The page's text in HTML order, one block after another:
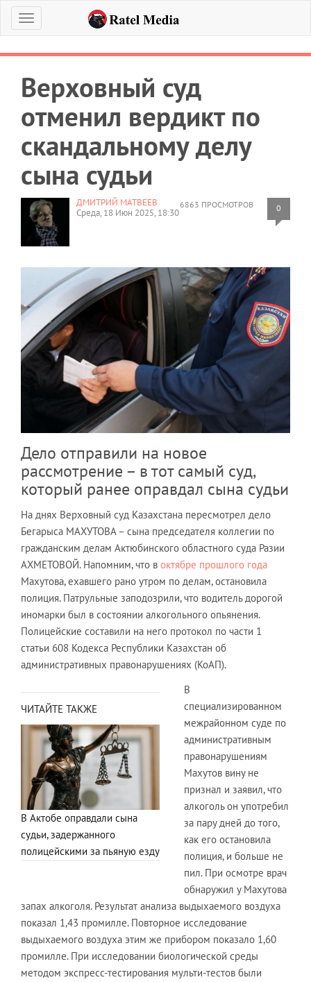
Меню
Верховный суд
отменил вердикт по
скандальному делу
сына судьи
6863 ПРОСМОТРОВ 0
ДМИТРИЙ МАТВЕЕВ
Среда, 18 Июн 2025, 18:30
Дело отправили на новое
рассмотрение – в тот самый суд,
который ранее оправдал сына судьи
На днях Верховный суд Казахстана пересмотрел дело
Бегарыса МАХУТОВА – сына председателя коллегии по
гражданским делам Актюбинского областного суда Разии
АХМЕТОВОЙ. Напомним, что в октябре прошлого года
Махутова, ехавшего рано утром по делам, остановила
полиция. Патрульные заподозрили, что водитель дорогой
иномарки был в состоянии алкогольного опьянения.
Полицейские составили на него протокол по части 1
статьи 608 Кодекса Республики Казахстан об
административных правонарушениях (КоАП).
ЧИТАЙТЕ ТАКЖЕ
В Актобе оправдали сына
судьи, задержанного
полицейскими за пьяную езду
В
специализированном
межрайонном суде по
административным
правонарушениям
Махутов вину не
признал и заявил, что
алкоголь он употребил
за пару дней до того,
как его остановила
полиция, и больше не
пил. При осмотре врач
обнаружил у Махутова
запах алкоголя. Результат анализа выдыхаемого воздуха
показал 1,43 промилле. Повторное исследование
выдыхаемого воздуха этим же прибором показало 1,60
промилле. При исследовании биологической среды
методом экспресс-тестирования мульти-тестов были